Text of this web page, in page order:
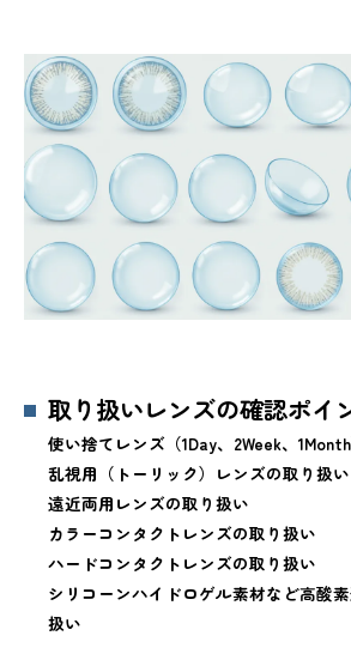
取り扱いレンズの確認ポイ
使い捨てレンズ（1Day、2Week、
乱視用（トーリック）レンズの取り扱い
遠近両用レンズの取り扱い
カラーコンタクトレンズの取り扱い
ハードコンタクトレンズの取り扱い
シリコーンハイドロゲル素材など高酸
扱い